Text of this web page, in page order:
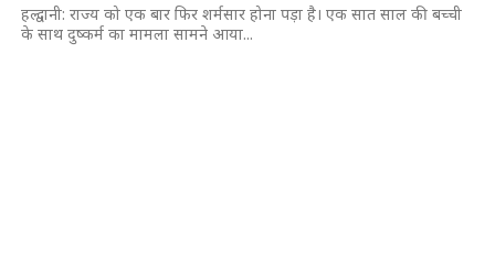
हल्द्वानी: राज्य को एक बार फिर शर्मसार होना पड़ा है। एक सात साल की बच्ची
के साथ दुष्कर्म का मामला सामने आया...